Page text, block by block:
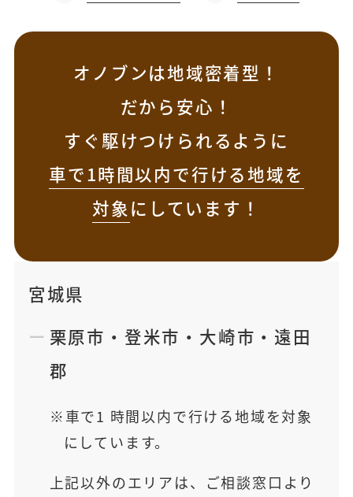
オノブンは地域密着型！
だから安心！
すぐ駆けつけられるように
車で1時間以内で行ける地域を
対象にしています！
宮城県
栗原市 ・ 登米市 ・ 大崎市 ・ 遠田
郡
車で1 時間以内で行ける地域を対象
にしています。
上記以外のエリアは、ご相談窓口より